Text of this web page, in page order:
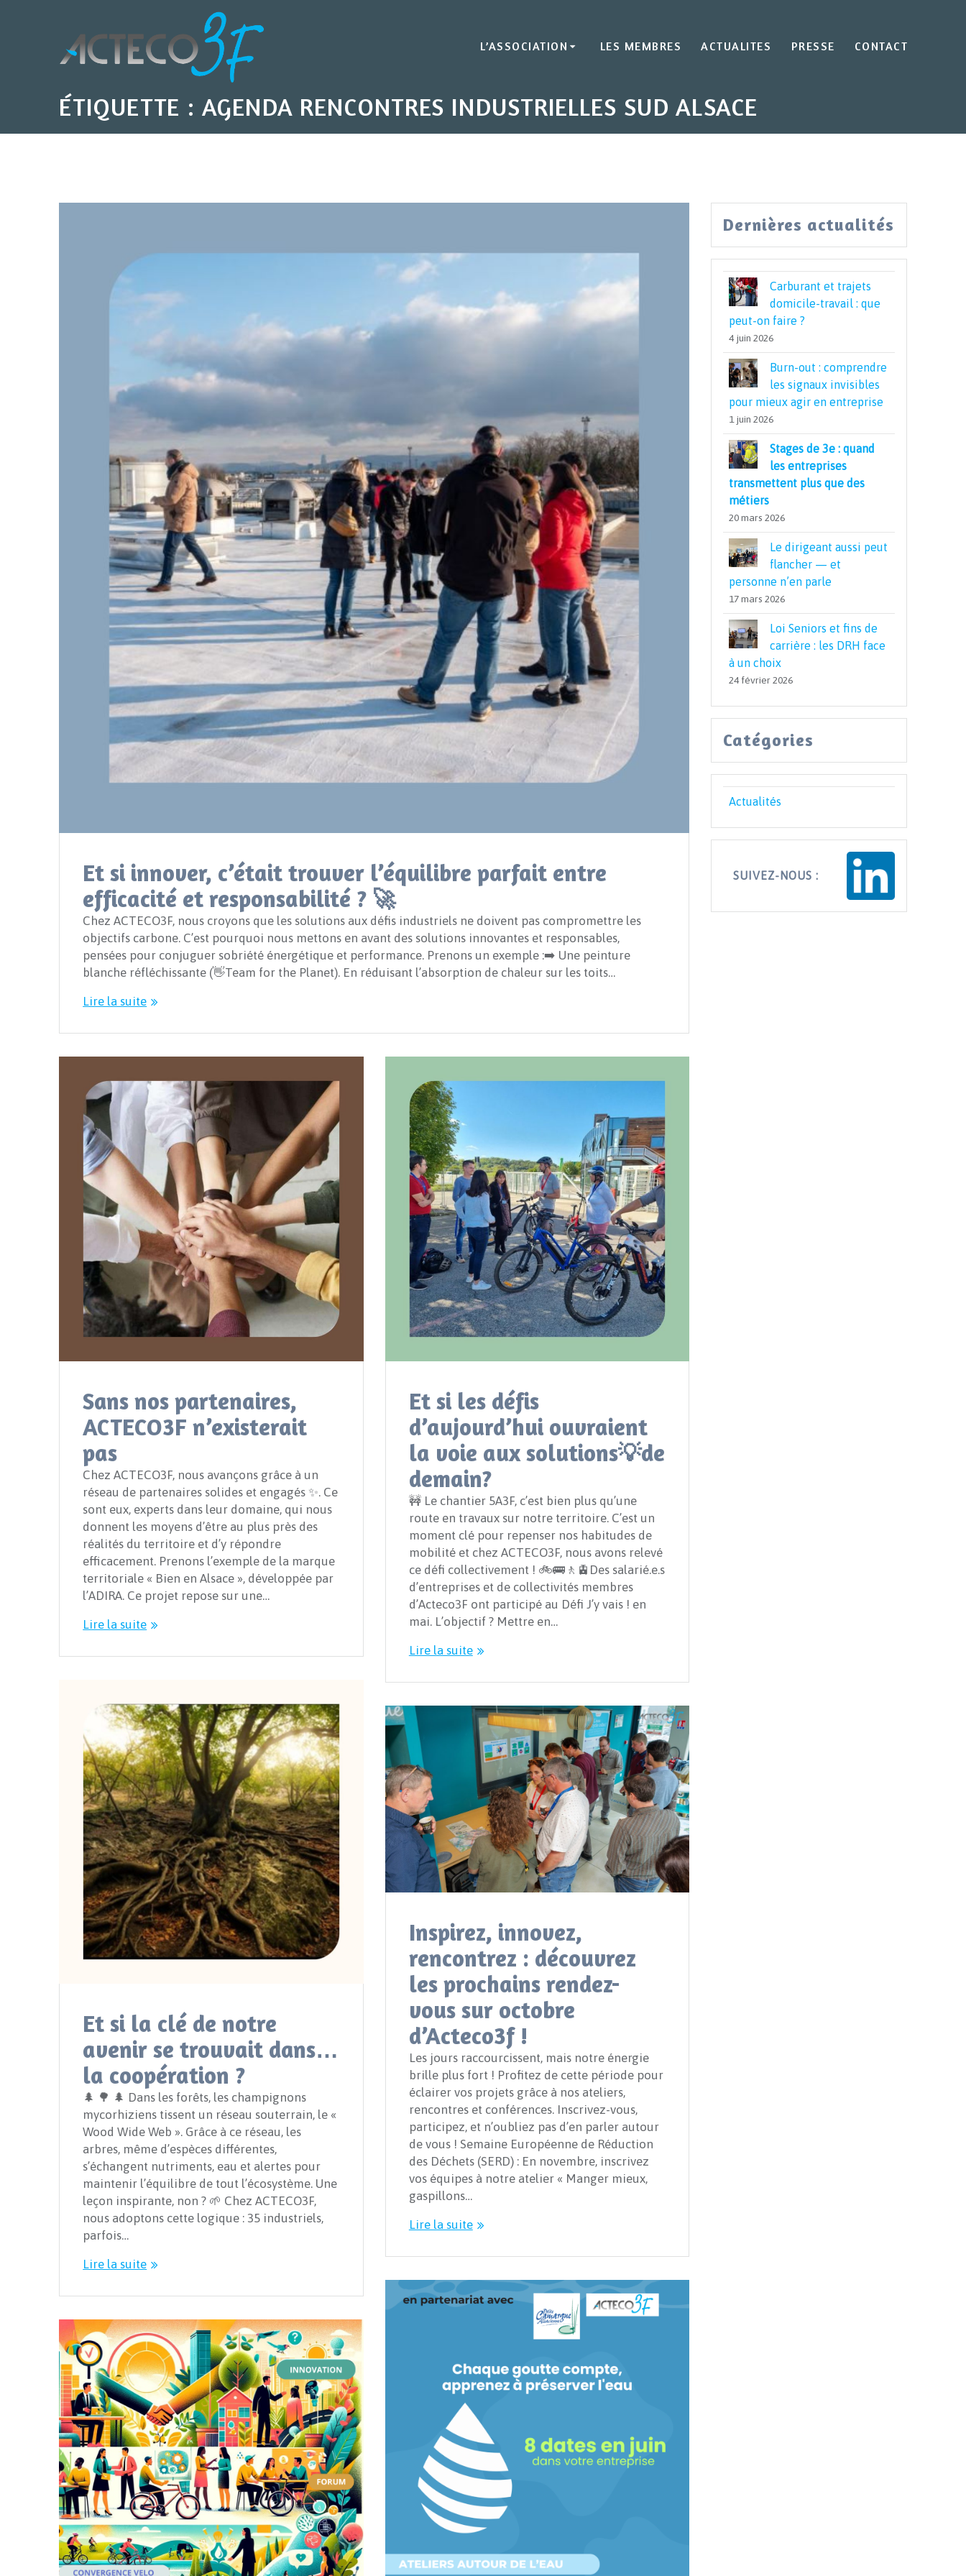
L’ASSOCIATION LES MEMBRES ACTUALITES PRESSE CONTACT
ÉTIQUETTE :AGENDA RENCONTRES INDUSTRIELLES SUD ALSACE
Et si innover, c’était trouver l’équilibre parfait entre
efficacité et responsabilité ? 🚀
Chez ACTECO3F, nous croyons que les solutions aux défis industriels ne doivent pas compromettre les
objectifs carbone. C’est pourquoi nous mettons en avant des solutions innovantes et responsables,
pensées pour conjuguer sobriété énergétique et performance. Prenons un exemple :➡️ Une peinture
blanche réfléchissante (👋Team for the Planet). En réduisant l’absorption de chaleur sur les toits…
Lire la suite
Sans nos partenaires,
ACTECO3F n’existerait
pas
Chez ACTECO3F, nous avançons grâce à un
réseau de partenaires solides et engagés ✨. Ce
sont eux, experts dans leur domaine, qui nous
donnent les moyens d’être au plus près des
réalités du territoire et d’y répondre
efficacement. Prenons l’exemple de la marque
territoriale « Bien en Alsace », développée par
l’ADIRA. Ce projet repose sur une…
Lire la suite
Et si les défis
d’aujourd’hui ouvraient
la voie aux solutions💡de
demain?
🚧 Le chantier 5A3F, c’est bien plus qu’une
route en travaux sur notre territoire. C’est un
moment clé pour repenser nos habitudes de
mobilité et chez ACTECO3F, nous avons relevé
ce défi collectivement ! 🚲🚌🚶🚊Des salarié.e.s
d’entreprises et de collectivités membres
d’Acteco3F ont participé au Défi J’y vais ! en
mai. L’objectif ? Mettre en…
Lire la suite
Et si la clé de notre
avenir se trouvait dans…
la coopération ?
🌲 🌳 🌲 Dans les forêts, les champignons
mycorhiziens tissent un réseau souterrain, le «
Wood Wide Web ». Grâce à ce réseau, les
arbres, même d’espèces différentes,
s’échangent nutriments, eau et alertes pour
maintenir l’équilibre de tout l’écosystème. Une
leçon inspirante, non ? 🌱 Chez ACTECO3F,
nous adoptons cette logique : 35 industriels,
parfois…
Lire la suite
Inspirez, innovez,
rencontrez : découvrez
les prochains rendez-
vous sur octobre
d’Acteco3f !
Les jours raccourcissent, mais notre énergie
brille plus fort ! Profitez de cette période pour
éclairer vos projets grâce à nos ateliers,
rencontres et conférences. Inscrivez-vous,
participez, et n’oubliez pas d’en parler autour
de vous ! Semaine Européenne de Réduction
des Déchets (SERD) : En novembre, inscrivez
vos équipes à notre atelier « Manger mieux,
gaspillons…
Lire la suite
Dernières actualités
Carburant et trajets
domicile-travail : que
peut-on faire ?
4 juin 2026
Burn-out : comprendre
les signaux invisibles
pour mieux agir en entreprise
1 juin 2026
Stages de 3e : quand
les entreprises
transmettent plus que des
métiers
20 mars 2026
Le dirigeant aussi peut
flancher — et
personne n’en parle
17 mars 2026
Loi Seniors et fins de
carrière : les DRH face
à un choix
24 février 2026
Catégories
Actualités
SUIVEZ-NOUS :